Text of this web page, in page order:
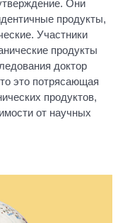
Они
продукты,
Участники
продукты
доктор
это потрясающая
продуктов,
от научных